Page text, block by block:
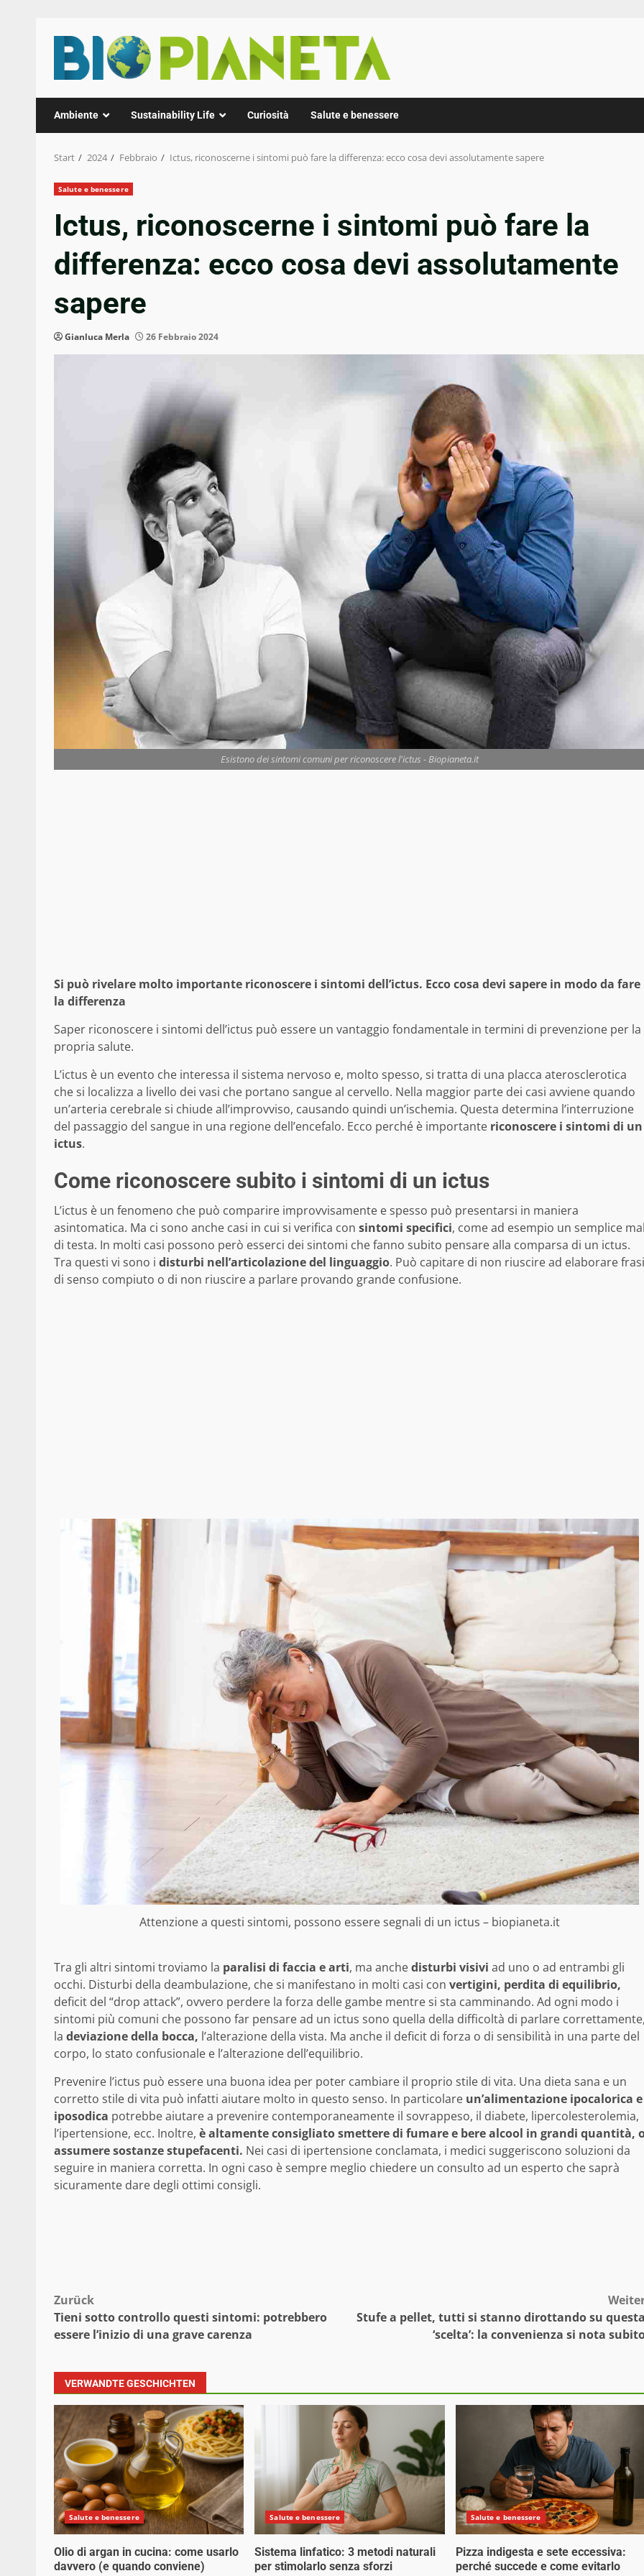
Inhalt
springen
Ambiente Sustainability Life Curiosità Salute e benessere
Start 2024 Febbraio Ictus, riconoscerne i sintomi può fare la differenza: ecco cosa devi assolutamente sapere
Salute e benessere
Ictus, riconoscerne i sintomi può fare la
differenza: ecco cosa devi assolutamente
sapere
Gianluca Merla 26 Febbraio 2024
Esistono dei sintomi comuni per riconoscere l'ictus - Biopianeta.it
Si può rivelare molto importante riconoscere i sintomi dell’ictus. Ecco cosa devi sapere in modo da fare
la differenza
Saper riconoscere i sintomi dell’ictus può essere un vantaggio fondamentale in termini di prevenzione per la
propria salute.
L’ictus è un evento che interessa il sistema nervoso e, molto spesso, si tratta di una placca aterosclerotica
che si localizza a livello dei vasi che portano sangue al cervello. Nella maggior parte dei casi avviene quando
un’arteria cerebrale si chiude all’improvviso, causando quindi un’ischemia. Questa determina l’interruzione
del passaggio del sangue in una regione dell’encefalo. Ecco perché è importante riconoscere i sintomi di un
ictus.
Come riconoscere subito i sintomi di un ictus
L’ictus è un fenomeno che può comparire improvvisamente e spesso può presentarsi in maniera
asintomatica. Ma ci sono anche casi in cui si verifica con sintomi specifici, come ad esempio un semplice
di testa. In molti casi possono però esserci dei sintomi che fanno subito pensare alla comparsa di un ictus.
Tra questi vi sono i disturbi nell’articolazione del linguaggio. Può capitare di non riuscire ad elaborare frasi
di senso compiuto o di non riuscire a parlare provando grande confusione.
Attenzione a questi sintomi, possono essere segnali di un ictus – biopianeta.it
Tra gli altri sintomi troviamo la paralisi di faccia e arti, ma anchedisturbi visivi ad uno o ad entrambi gli
occhi. Disturbi della deambulazione, che si manifestano in molti casi con vertigini, perdita di equilibrio,
deficit del “drop attack”, ovvero perdere la forza delle gambe mentre si sta camminando. Ad ogni modo i
sintomi più comuni che possono far pensare ad un ictus sono quella della difficoltà di parlare
la deviazione della bocca, l’alterazione della vista. Ma anche il deficit di forza o di sensibilità in una parte del
corpo, lo stato confusionale e l’alterazione dell’equilibrio.
Prevenire l’ictus può essere una buona idea per poter cambiare il proprio stile di vita. Una dieta sana e un
corretto stile di vita può infatti aiutare molto in questo senso. In particolare un’alimentazione ipocalorica e
iposodica potrebbe aiutare a prevenire contemporaneamente il sovrappeso, il diabete, lipercolesterolemia,
l’ipertensione, ecc. Inoltre, è altamente consigliato smettere di fumare e bere alcool in grandi quantità,
assumere sostanze stupefacenti. Nei casi di ipertensione conclamata, i medici suggeriscono soluzioni da
seguire in maniera corretta. In ogni caso è sempre meglio chiedere un consulto ad un esperto che saprà
sicuramente dare degli ottimi consigli.
Beitragsnavigation
Zurück
Tieni sotto controllo questi sintomi: potrebbero
essere l’inizio di una grave carenza
Stufe a pellet, tutti si stanno dirottando su
‘scelta’: la convenienza si nota
VERWANDTE GESCHICHTEN
Salute e benessere
Olio di argan in cucina: come usarlo
davvero (e quando conviene)
Salute e benessere
Sistema linfatico: 3 metodi naturali
per stimolarlo senza sforzi
Salute e benessere
Pizza indigesta e sete eccessiva:
perché succede e come evitarlo